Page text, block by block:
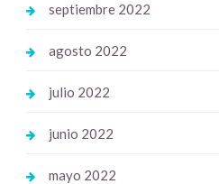
septiembre 2022
agosto 2022
julio 2022
junio 2022
mayo 2022